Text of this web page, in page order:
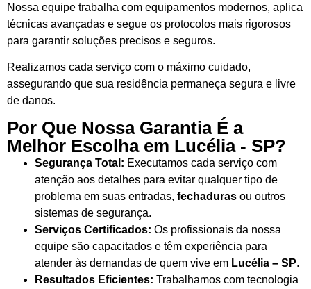
Nossa equipe trabalha com equipamentos modernos, aplica
técnicas avançadas e segue os protocolos mais rigorosos
para garantir soluções precisos e seguros.
Realizamos cada serviço com o máximo cuidado,
assegurando que sua residência permaneça segura e livre
de danos.
Por Que Nossa Garantia É a
Melhor Escolha em Lucélia - SP?
Segurança Total: Executamos cada serviço com
atenção aos detalhes para evitar qualquer tipo de
problema em suas entradas, fechaduras ou outros
sistemas de segurança.
Serviços Certificados: Os profissionais da nossa
equipe são capacitados e têm experiência para
atender às demandas de quem vive em Lucélia – SP.
Resultados Eficientes: Trabalhamos com tecnologia